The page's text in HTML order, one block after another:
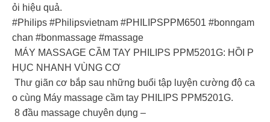
ỏi hiệu quả.
#Philips #Philipsvietnam #PHILIPSPPM6501 #bonngam
chan #bonmassage #massage
MÁY MASSAGE CẦM TAY PHILIPS PPM5201G: HỒI P
HỤC NHANH VÙNG CƠ
Thư giãn cơ bắp sau những buổi tập luyện cường độ ca
o cùng Máy massage cầm tay PHILIPS PPM5201G.
8 đầu massage chuyên dụng –